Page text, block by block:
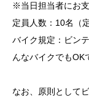
※当日担当者にお
定員人数：10名（
バイク規定：ビン
んなバイクでもOK
なお、原則として